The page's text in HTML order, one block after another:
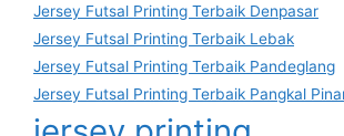
Jersey Futsal Printing Terbaik Denpasar
Jersey Futsal Printing Terbaik Lebak
Jersey Futsal Printing Terbaik Pandeglang
Jersey Futsal Printing Terbaik Pangkal